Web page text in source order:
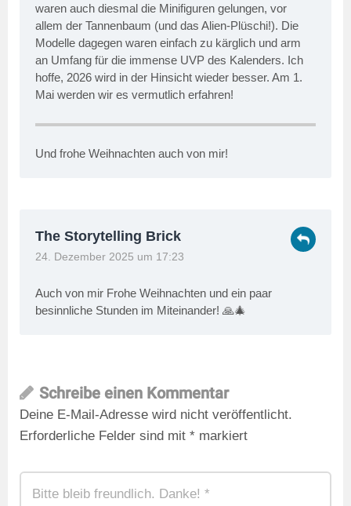
waren auch diesmal die Minifiguren gelungen, vor
allem der Tannenbaum (und das Alien-Plüschi!). Die
Modelle dagegen waren einfach zu kärglich und arm
an Umfang für die immense UVP des Kalenders. Ich
hoffe, 2026 wird in der Hinsicht wieder besser. Am 1.
Mai werden wir es vermutlich erfahren!
Und frohe Weihnachten auch von mir!
The Storytelling Brick
24. Dezember 2025 um 17:23
Auch von mir Frohe Weihnachten und ein paar
besinnliche Stunden im Miteinander! 🙏🎄
Schreibe einen Kommentar
Deine E-Mail-Adresse wird nicht veröffentlicht.
Erforderliche Felder sind mit * markiert